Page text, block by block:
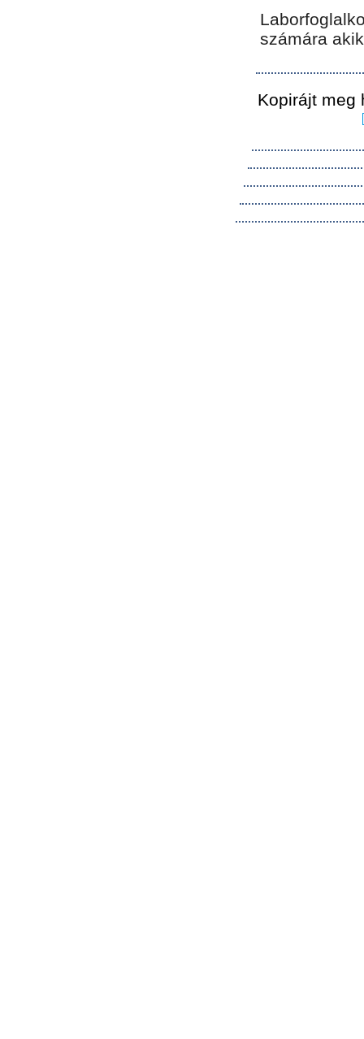
számára
Kopirájt meg